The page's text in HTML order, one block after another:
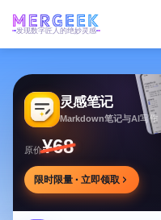
发现数字匠人的绝妙灵感
灵感笔记
原价¥68
限时限量 · 立即领取